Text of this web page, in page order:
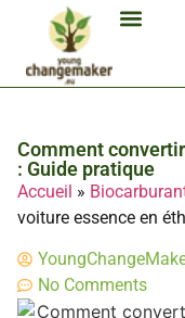
Comment
: Guide pratique
Accueil »
voiture essence en
No Comments